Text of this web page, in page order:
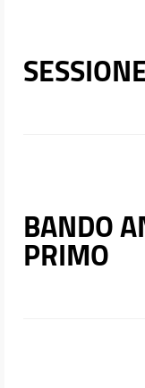
BANDO
PRIMO